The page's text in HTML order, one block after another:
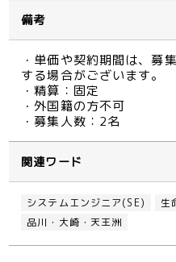
備考
・単価や契約期間は、募
する場合がございます。
・精算：固定
・外国籍の方不可
・募集人数：2名
関連ワード
システムエンジニア(SE) 生
品川・大崎・天王洲